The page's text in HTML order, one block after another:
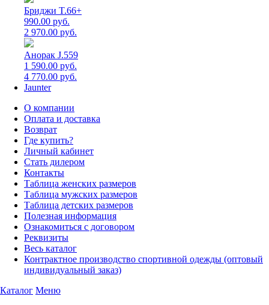
Бриджи T.66+
990.00 руб.
2 970.00 руб.
Анорак J.559
1 590.00 руб.
4 770.00 руб.
Jaunter
О компании
Оплата и доставка
Возврат
Где купить?
Личный кабинет
Стать дилером
Контакты
Таблица женских размеров
Таблица мужских размеров
Таблица детских размеров
Полезная информация
Ознакомиться с договором
Реквизиты
Весь каталог
Контрактное производство спортивной одежды (оптовый
индивидуальный заказ)
Каталог Меню